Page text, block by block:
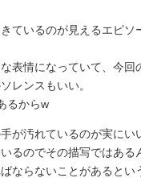
ているのが見えるエピソ
表情になっていて、今回
レンスもいい。
るからw
が汚れているのが実にい
るのでその描写ではある
ならないことがあるとい